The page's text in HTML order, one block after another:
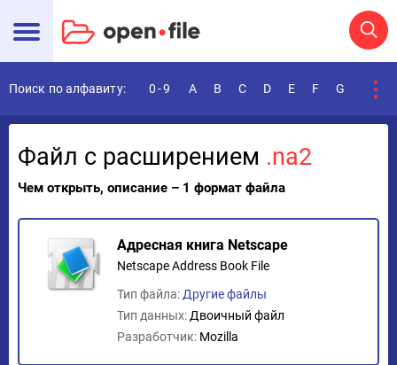
Поиск по алфавиту: 0-9 A B C D E F G
Файл с расширением .na2
Чем открыть, описание – 1 формат файла
Адресная книга Netscape
Netscape Address Book File
Тип файла: Другие файлы
Тип данных: Двоичный файл
Разработчик: Mozilla